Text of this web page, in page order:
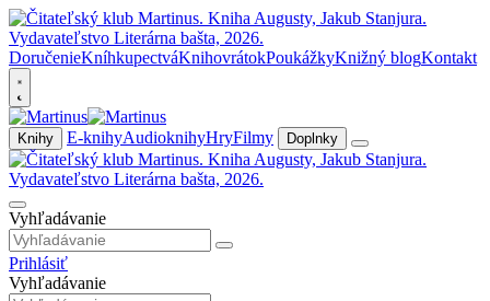
DoručenieKníhkupectváKnihovrátokPoukážkyKnižný blogKontakt
Knihy E-knihyAudioknihyHryFilmy Doplnky
Vyhľadávanie
Prihlásiť
Vyhľadávanie